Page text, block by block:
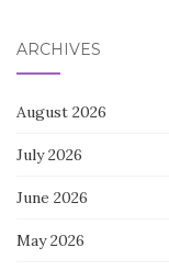
ARCHIVES
August 2026
July 2026
June 2026
May 2026